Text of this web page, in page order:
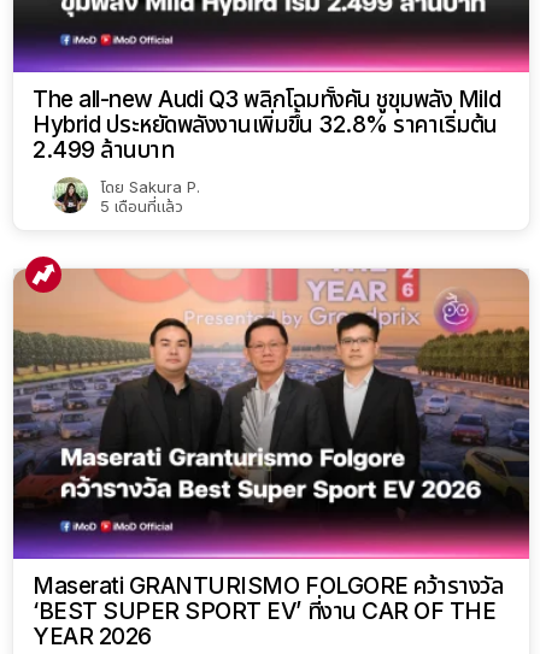
The all-new Audi Q3 พลิกโฉมทั้งคัน ชูขุมพลัง Mild
Hybrid ประหยัดพลังงานเพิ่มขึ้น 32.8% ราคาเริ่มต้น
2.499 ล้านบาท
โดย Sakura P.
5 เดือนที่แล้ว
Maserati GRANTURISMO FOLGORE คว้ารางวัล
‘BEST SUPER SPORT EV’ ที่งาน CAR OF THE
YEAR 2026